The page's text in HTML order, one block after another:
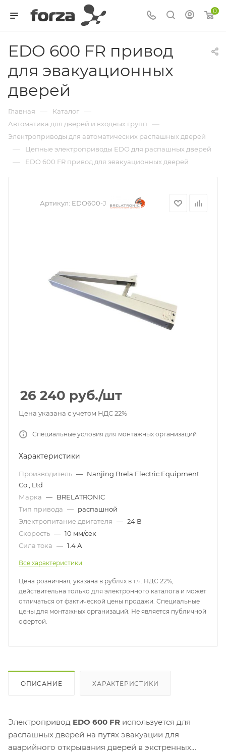
0
EDO 600 FR привод
для эвакуационных
дверей
Главная — Каталог —
Автоматика для дверей и входных групп —
Электроприводы для автоматических распашных дверей
— Цепные электроприводы EDO для распашных дверей
— EDO 600 FR привод для эвакуационных дверей
Артикул: EDO600-J
26 240 руб./шт
Цена указана с учетом НДС 22%
Специальные условия для монтажных организаций
Характеристики
Производитель — Nanjing Brela Electric Equipment
Co., Ltd
Марка — BRELATRONIC
Тип привода — распашной
Электропитание двигателя — 24 В
Скорость — 10 мм/сек
Сила тока — 1.4 А
Все характеристики
Цена розничная, указана в рублях в т.ч. НДС 22%,
действительна только для электронного каталога и может
отличаться от фактической цены продажи. Специальные
цены для монтажных организаций. Не является публичной
офертой.
ОПИСАНИЕ ХАРАКТЕРИСТИКИ
Электропривод EDO 600 FR используется для
распашных дверей на путях эвакуации для
аварийного открывания дверей в экстренных